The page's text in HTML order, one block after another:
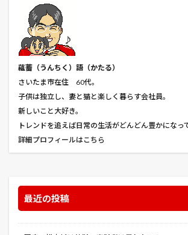
蘊蓄（うんちく ）語（かたる）
さいたま市在住 60代。
子供は独立し、妻と猫と楽しく暮らす会社員。
新しいこと大好き。
トレンドを追えば日常の生活がどんどん豊かになっ
詳細プロフィールはこちら
最近の投稿